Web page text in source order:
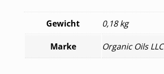
Gewicht 0,18 kg
Marke Organic Oils LLC